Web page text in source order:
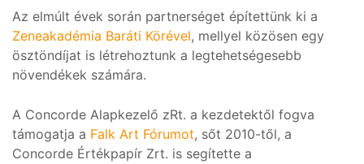
Az elmúlt évek során partnerséget építettünk ki a
Zeneakadémia Baráti Körével, mellyel közösen egy
ösztöndíjat is létrehoztunk a legtehetségesebb
növendékek számára.
A Concorde Alapkezelő zRt. a kezdetektől fogva
támogatja a Falk Art Fórumot, sőt 2010-től, a
Concorde Értékpapír Zrt. is segítette a